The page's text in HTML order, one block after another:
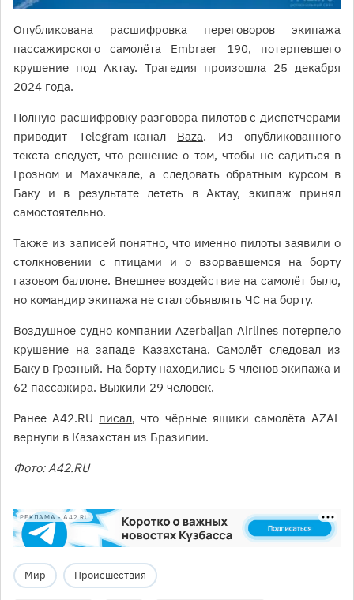
Опубликована расшифровка переговоров экипажа
пассажирского самолёта Embraer 190, потерпевшего
крушение под Актау. Трагедия произошла 25 декабря
2024 года.
Полную расшифровку разговора пилотов с диспетчерами
приводит Telegram-канал Baza. Из опубликованного
текста следует, что решение о том, чтобы не садиться в
Грозном и Махачкале, а следовать обратным курсом в
Баку и в результате лететь в Актау, экипаж принял
самостоятельно.
Также из записей понятно, что именно пилоты заявили о
столкновении с птицами и о взорвавшемся на борту
газовом баллоне. Внешнее воздействие на самолёт было,
но командир экипажа не стал объявлять ЧС на борту.
Воздушное судно компании Azerbaijan Airlines потерпело
крушение на западе Казахстана. Самолёт следовал из
Баку в Грозный. На борту находились 5 членов экипажа и
62 пассажира. Выжили 29 человек.
Ранее A42.RU писал, что чёрные ящики самолёта AZAL
вернули в Казахстан из Бразилии.
Фото: A42.RU
РЕКЛАМА • A42.RU
Мир Происшествия